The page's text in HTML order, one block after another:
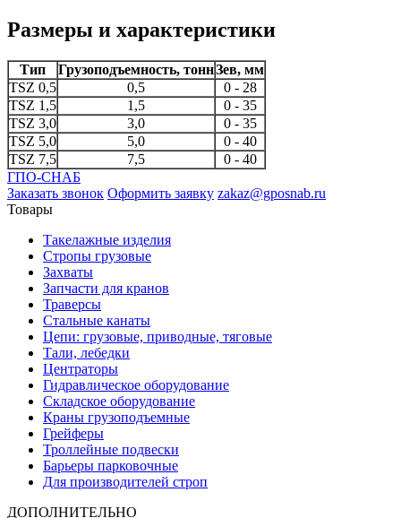
Размеры и характеристики
Тип Грузоподъемность, тоннЗев, мм
TSZ 0,5
0,5
0 - 28
TSZ 1,5
1,5
0 - 35
TSZ 3,0
3,0
0 - 35
TSZ 5,0
5,0
0 - 40
TSZ 7,5
7,5
0 - 40
ГПО-СНАБ
Заказать звонок Оформить заявку zakaz@gposnab.ru
Товары
Такелажные изделия
Стропы грузовые
Захваты
Запчасти для кранов
Траверсы
Стальные канаты
Цепи: грузовые, приводные, тяговые
Тали, лебедки
Центраторы
Гидравлическое оборудование
Складское оборудование
Краны грузоподъемные
Грейферы
Троллейные подвески
Барьеры парковочные
Для производителей строп
ДОПОЛНИТЕЛЬНО